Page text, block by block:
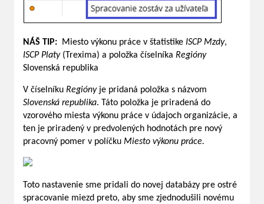
NÁŠ TIP: Miesto výkonu práce v štatistike ISCP Mzdy,
ISCP Platy(Trexima) a položka číselníka Regióny
Slovenská republika
V číselníku Regióny je pridaná položka s názvom
Slovenská republika. Táto položka je priradená do
vzorového miesta výkonu práce v údajoch organizácie, a
ten je priradený v predvolených hodnotách pre nový
pracovný pomer v políčku Miesto výkonu práce.
Toto nastavenie sme pridali do novej databázy pre ostré
spracovanie miezd preto, aby sme zjednodušili novému